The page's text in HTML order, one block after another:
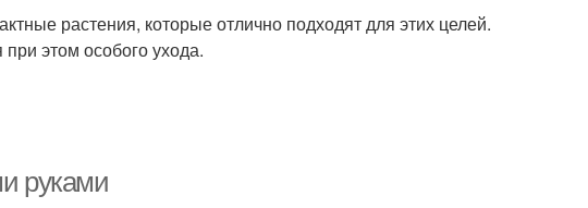
растения, которые отлично подходят для этих целей.
этом особого ухода.
руками